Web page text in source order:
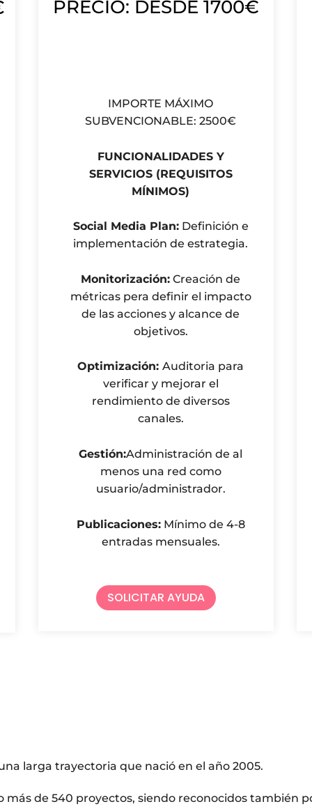
PRECIO: DESDE 1700€
IMPORTE MÁXIMO
SUBVENCIONABLE: 2500€
FUNCIONALIDADES Y
SERVICIOS (REQUISITOS
MÍNIMOS)
Social Media Plan:Definición e
implementación de estrategia.
Monitorización: Creación de
métricas pera definir el impacto
de las acciones y alcance de
objetivos.
Optimización:Auditoria para
verificar y mejorar el
rendimiento de diversos
canales.
Gestión:Administración de al
menos una red como
usuario/administrador.
Publicaciones:Mínimo de 4-8
entradas mensuales.
SOLICITAR AYUDA
larga trayectoria que nació en el año 2005.
más de 540 proyectos, siendo reconocidos también